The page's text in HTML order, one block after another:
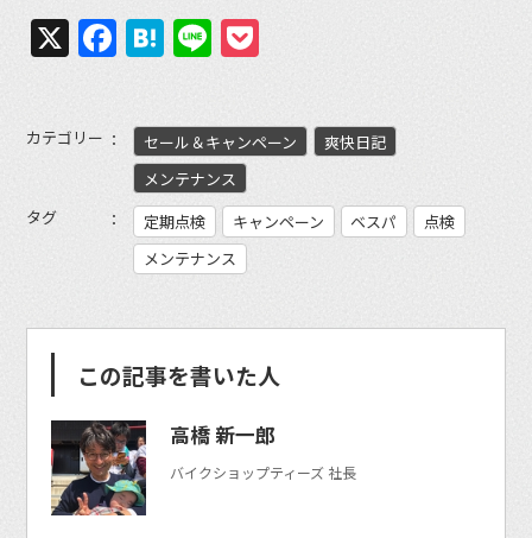
X Facebook
Hatena
Line
カテゴリー セール＆キャンペーン
爽快日記
メンテナンス
タグ
定期点検 キャンペーン ベスパ
点検
メンテナンス
この記事を書いた人
高橋 新一郎
バイクショップティーズ 社長